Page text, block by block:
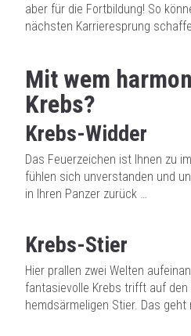
aber für die Fortbildung! So
nächsten Karrieresprung
Mit wem
Krebs?
Krebs-Widder
Das Feuerzeichen ist Ihnen zu
fühlen sich unverstanden und
in Ihren Panzer zurück …
Krebs-Stier
Hier prallen zwei Welten
fantasievolle Krebs trifft auf den
hemdsärmeligen Stier. Das geht